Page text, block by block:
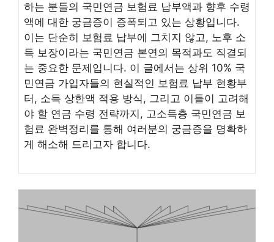
하는 분들의 국민연금 보험료 납부액과 향후 수령
액에 대한 궁금증이 증폭되고 있는 상황입니다.
이는 단순히 보험료 납부에 그치지 않고, 노후 소
득 보장이라는 국민연금 본연의 목적과도 직결되
는 중요한 문제입니다. 이 글에서는 상위 10% 국
민연금 가입자들의 현실적인 보험료 납부 현황부
터, 소득 상한액 적용 방식, 그리고 이들이 고려해
야 할 연금 수령 전략까지, 고소득층 국민연금 보
험료 완벽정리를 통해 여러분의 궁금증을 명확하
게 해소해 드리고자 합니다.